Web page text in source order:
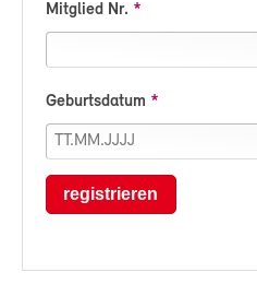
Mitglied Nr.
Geburtsdatum
registrieren